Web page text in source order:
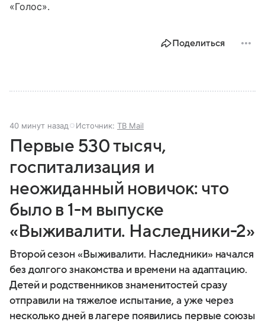
«Голос».
Поделиться
40 минут назад Источник: ТВ Mail
Первые 530 тысяч,
госпитализация и
неожиданный новичок: что
было в 1-м выпуске
«Выживалити. Наследники-2»
Второй сезон «Выживалити. Наследники» начался
без долгого знакомства и времени на адаптацию.
Детей и родственников знаменитостей сразу
отправили на тяжелое испытание, а уже через
несколько дней в лагере появились первые союзы